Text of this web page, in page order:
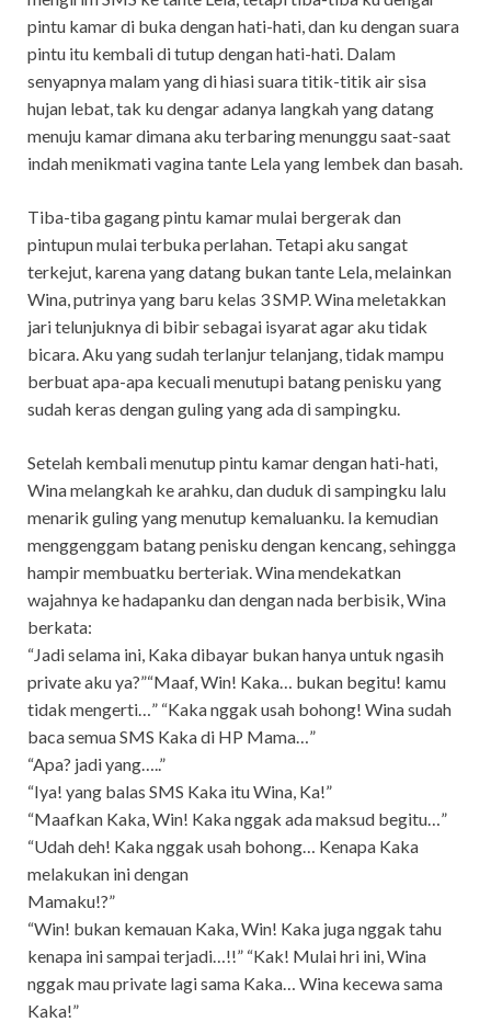
pintu kamar di buka dengan hati-hati, dan ku dengan suara
pintu itu kembali di tutup dengan hati-hati. Dalam
senyapnya malam yang di hiasi suara titik-titik air sisa
hujan lebat, tak ku dengar adanya langkah yang datang
menuju kamar dimana aku terbaring menunggu saat-saat
indah menikmati vagina tante Lela yang lembek dan basah.
Tiba-tiba gagang pintu kamar mulai bergerak dan
pintupun mulai terbuka perlahan. Tetapi aku sangat
terkejut, karena yang datang bukan tante Lela, melainkan
Wina, putrinya yang baru kelas 3 SMP. Wina meletakkan
jari telunjuknya di bibir sebagai isyarat agar aku tidak
bicara. Aku yang sudah terlanjur telanjang, tidak mampu
berbuat apa-apa kecuali menutupi batang penisku yang
sudah keras dengan guling yang ada di sampingku.
Setelah kembali menutup pintu kamar dengan hati-hati,
Wina melangkah ke arahku, dan duduk di sampingku lalu
menarik guling yang menutup kemaluanku. Ia kemudian
menggenggam batang penisku dengan kencang, sehingga
hampir membuatku berteriak. Wina mendekatkan
wajahnya ke hadapanku dan dengan nada berbisik, Wina
berkata:
“Jadi selama ini, Kaka dibayar bukan hanya untuk ngasih
private aku ya?”“Maaf, Win! Kaka… bukan begitu! kamu
tidak mengerti…” “Kaka nggak usah bohong! Wina sudah
baca semua SMS Kaka di HP Mama…”
“Apa? jadi yang…..”
“Iya! yang balas SMS Kaka itu Wina, Ka!”
“Maafkan Kaka, Win! Kaka nggak ada maksud begitu…”
“Udah deh! Kaka nggak usah bohong… Kenapa Kaka
melakukan ini dengan
Mamaku!?”
“Win! bukan kemauan Kaka, Win! Kaka juga nggak tahu
kenapa ini sampai terjadi…!!” “Kak! Mulai hri ini, Wina
nggak mau private lagi sama Kaka… Wina kecewa sama
Kaka!”